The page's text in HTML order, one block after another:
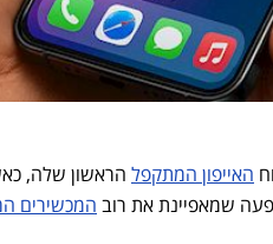
האייפון המתקפל הראשון שלה,
שמאפיינת את רוב המכשירים